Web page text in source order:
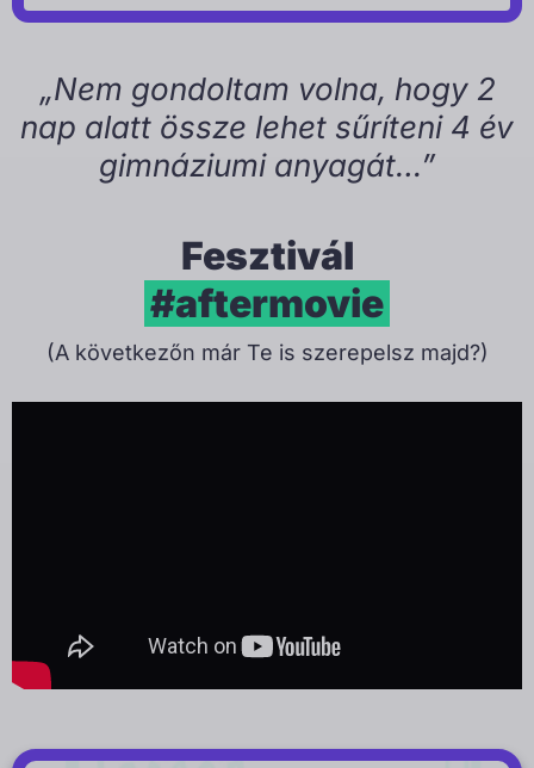
„Nem gondoltam volna, hogy 2
nap alatt össze lehet sűríteni 4 év
gimnáziumi anyagát…”
Fesztivál
#aftermovie
(A következőn már Te is szerepelsz majd?)